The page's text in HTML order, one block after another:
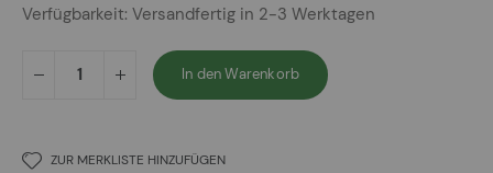
Verfügbarkeit: Versandfertig in 2-3 Werktagen
In den Warenkorb
ZUR MERKLISTE HINZUFÜGEN